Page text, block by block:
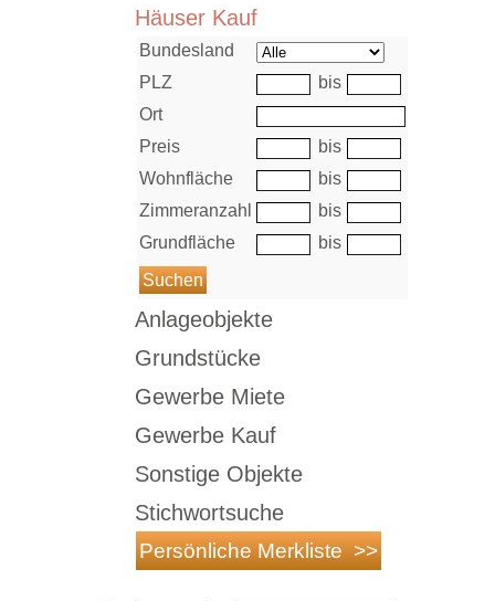
Häuser Kauf
Bundesland
PLZ
bis
Ort
Preis
bis
Wohnfläche
bis
Zimmeranzahl
bis
Grundfläche
bis
Anlageobjekte
Grundstücke
Gewerbe Miete
Gewerbe Kauf
Sonstige Objekte
Stichwortsuche